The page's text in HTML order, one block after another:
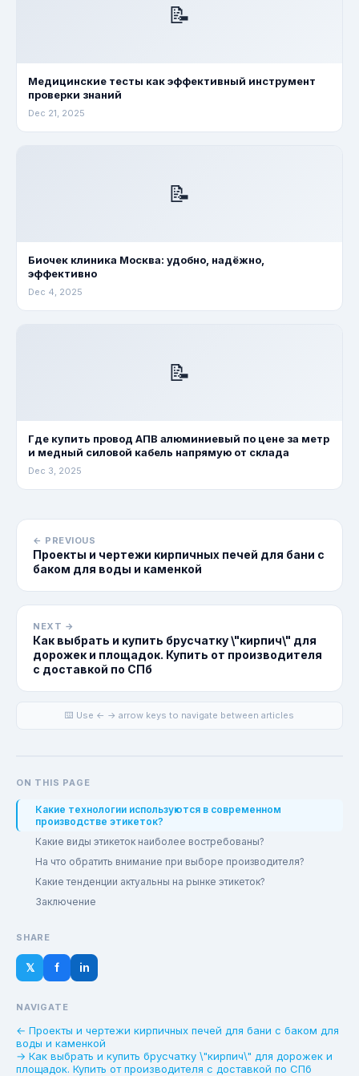
📝
Медицинские тесты как эффективный инструмент
проверки знаний
Dec 21, 2025
📝
Биочек клиника Москва: удобно, надёжно,
эффективно
Dec 4, 2025
📝
Где купить провод АПВ алюминиевый по цене за метр
и медный силовой кабель напрямую от склада
Dec 3, 2025
← PREVIOUS
Проекты и чертежи кирпичных печей для бани с
баком для воды и каменкой
NEXT →
Как выбрать и купить брусчатку \"кирпич\" для
дорожек и площадок. Купить от производителя
с доставкой по СПб
⌨️ Use ← → arrow keys to navigate between articles
ON THIS PAGE
Какие технологии используются в современном
производстве этикеток?
Какие виды этикеток наиболее востребованы?
На что обратить внимание при выборе производителя?
Какие тенденции актуальны на рынке этикеток?
Заключение
SHARE
𝕏 f in
NAVIGATE
← Проекты и чертежи кирпичных печей для бани с баком для
воды и каменкой
→ Как выбрать и купить брусчатку \"кирпич\" для дорожек и
площадок. Купить от производителя с доставкой по СПб